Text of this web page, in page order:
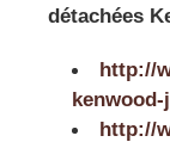
détachées
http://
kenwood-
http://